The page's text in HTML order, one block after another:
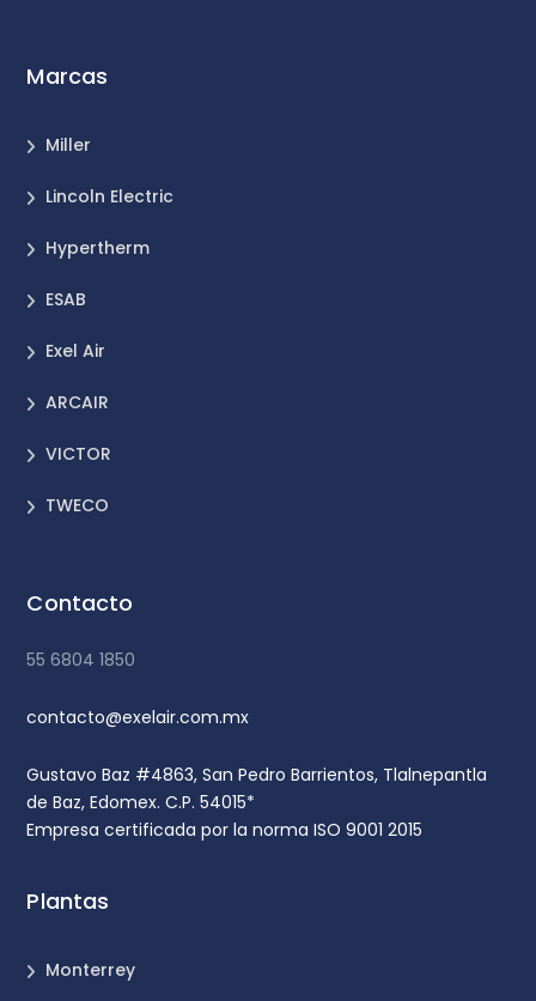
Marcas
Miller
Lincoln Electric
Hypertherm
ESAB
Exel Air
ARCAIR
VICTOR
TWECO
Contacto
55 6804 1850
contacto@exelair.com.mx
Gustavo Baz #4863, San Pedro Barrientos, Tlalnepantla
de Baz, Edomex. C.P. 54015*
Empresa certificada por la norma ISO 9001 2015
Plantas
Monterrey